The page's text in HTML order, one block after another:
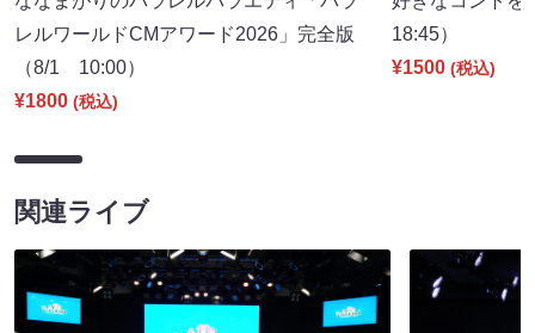
レルワールドCMアワード2026」完全版
（8/1 10:00）
¥1800 (税込)
18:45）
¥1500 (税込)
関連ライブ